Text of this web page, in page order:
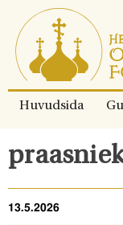
direkt
till
innehållet.
Huvudsida
13.5.2026